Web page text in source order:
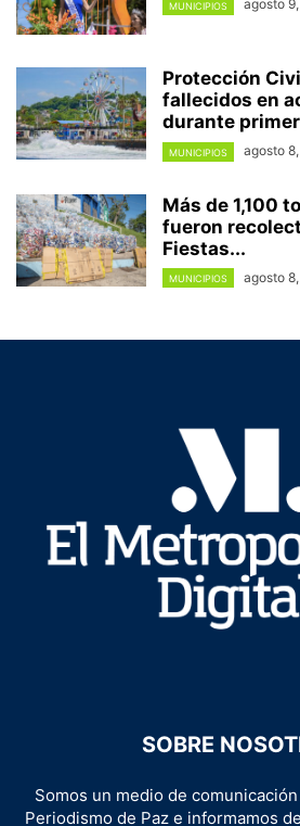
MUNICIPIOS agosto
Protección
fallecidos en
durante
MUNICIPIOS agosto
Más de 1,100
fueron
Fiestas...
MUNICIPIOS agosto
SOBRE
Somos un medio de
Periodismo de Paz e informamos